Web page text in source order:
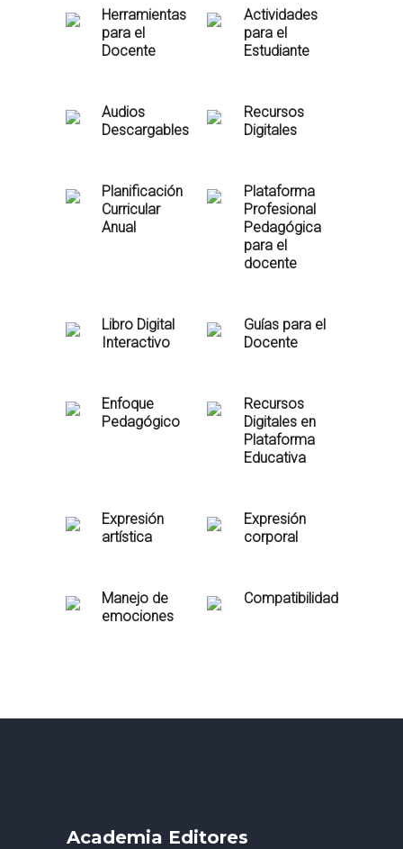
Herramientas
para el
Docente
Actividades
para el
Estudiante
Audios
Descargables
Recursos
Digitales
Planificación
Curricular
Anual
Plataforma
Profesional
Pedagógica
para el
docente
Libro Digital
Interactivo
Guías para el
Docente
Enfoque
Pedagógico
Recursos
Digitales en
Plataforma
Educativa
Expresión
artística
Expresión
corporal
Manejo de
emociones
Compatibilidad
Academia Editores